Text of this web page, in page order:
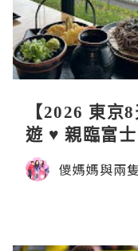
【2026 東京
遊 ♥ 親臨富
uji
館。到觀景餐
儍媽媽與兩